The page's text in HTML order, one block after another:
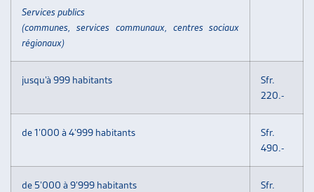
Services publics
(communes, services communaux, centres sociaux
régionaux)
jusqu’à 999 habitants
Sfr.
220.-
de 1’000 à 4’999 habitants
Sfr.
490.-
de 5’000 à 9’999 habitants
Sfr.